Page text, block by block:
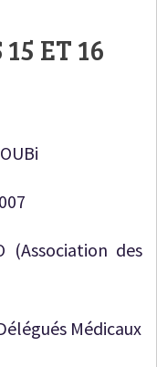
ET 16
(Association des
Médicaux